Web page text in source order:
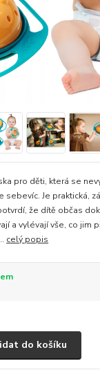
pro děti, která se
Je praktická,
že dítě občas
a vylévají vše, co jim
celý popis
do košíku